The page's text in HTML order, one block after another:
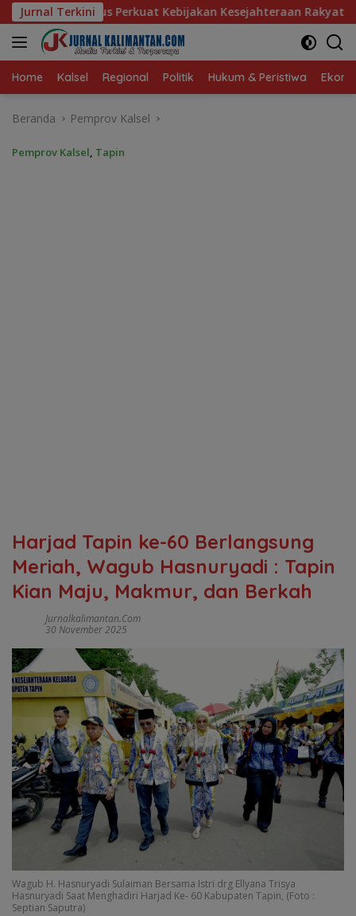
Langsung
ke
konten
Jurnal TerkiniKesejahteraan Rakyat Baru 10 Persen,
Home Kalsel Regional Politik Hukum & Peristiwa
Beranda Pemprov Kalsel
Pemprov Kalsel, Tapin
Harjad Tapin ke-60 Berlangsung
Meriah, Wagub Hasnuryadi : Tapin
Kian Maju, Makmur, dan Berkah
Jurnalkalimantan.com
30 November 2025
Wagub H. Hasnuryadi Sulaiman Bersama Istri drg Ellyana Trisya
Hasnuryadi Saat Menghadiri Harjad Ke- 60 Kabupaten Tapin, (Foto :
Septian Saputra)